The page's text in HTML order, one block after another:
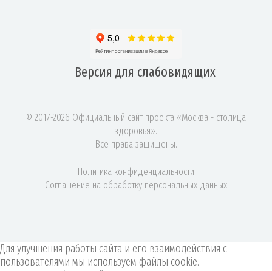
Версия для слабовидящих
© 2017-2026 Официальный сайт проекта «Москва - столица
здоровья».
Все права защищены.
Политика конфиденциальности
Соглашение на обработку персональных данных
Для улучшения работы сайта и его взаимодействия с
пользователями мы используем файлы cookie.